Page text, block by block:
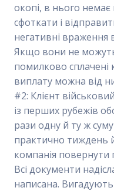
окопі, в нього
сфоткати і
негативні враження
Якщо вони не
помилково сплачені
виплату можна від
#2: Клієнт
із перших рубежів
рази одну й ту ж
практично тиждень
компанія
Всі документи
написана. Вигадують